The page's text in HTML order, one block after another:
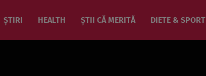
ȘTIRI HEALTH ȘTII CĂ MERITĂ DIETE & SPORT